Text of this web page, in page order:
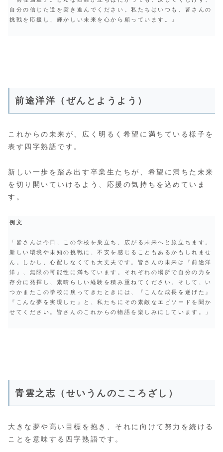
自分の信じた道を突き進んでください。私たちはいつも、皆さんの
挑戦を応援し、輝かしい未来を心から願っています。」
前途洋洋（ぜんとようよう）
これからの未来が、広く明るく希望に満ちている様子を
表す四字熟語です。
新しい一歩を踏み出す卒業生たちが、希望に満ちた未来
を切り開いていけるよう、応援の気持ちを込めていま
す。
例文
「皆さんは今日、この学校を巣立ち、広がる未来へと旅立ちます。
新しい環境や未知の挑戦に、不安を感じることもあるかもしれませ
ん。しかし、心配しなくても大丈夫です。皆さんの未来は『前途洋
洋』、無限の可能性に満ちています。それぞれの場所で自分の力を
存分に発揮し、素晴らしい経験を積み重ねてください。そして、い
つかまたこの学校に戻ってきたときには、『こんな成長を遂げた』
『こんな夢を実現した』と、私たちにその素敵なエピソードを聞か
せてください。皆さんのこれからの物語を楽しみにしています。」
青雲之志（せいうんのこころざし）
大きな夢や高い目標を抱き、それに向けて努力を続ける
ことを意味する四字熟語です。